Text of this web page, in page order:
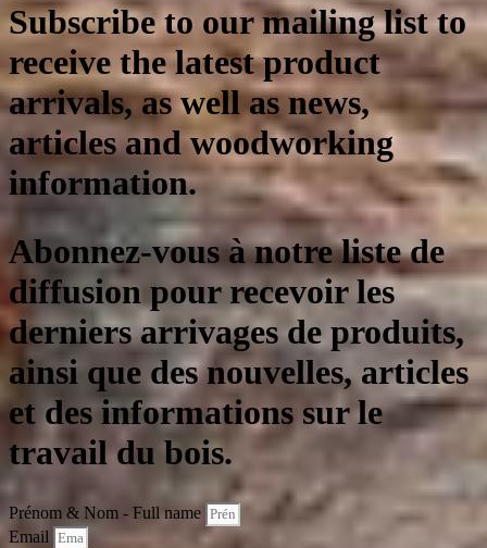
Subscribe to our mailing list to
receive the latest product
arrivals, as well as news,
articles and woodworking
information.
Abonnez-vous à notre liste de
diffusion pour recevoir les
derniers arrivages de produits,
ainsi que des nouvelles, articles
et des informations sur le
travail du bois.
Prénom & Nom - Full name
Email